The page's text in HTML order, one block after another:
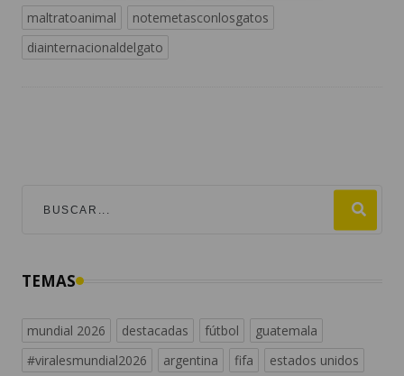
maltratoanimal
notemetasconlosgatos
diainternacionaldelgato
TEMAS
mundial 2026 destacadas fútbol
guatemala
#viralesmundial2026
argentina fifa
estados unidos